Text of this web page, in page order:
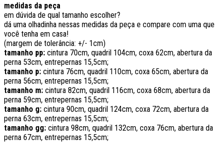
medidas da peça
em dúvida de qual tamanho escolher?
dá uma olhadinha nessas medidas da peça e compare com uma que
você tenha em casa!
(margem de tolerância: +/- 1cm)
tamanho pp: cintura 70cm, quadril 104cm, coxa 62cm, abertura da
perna 53cm, entrepernas 15,5cm;
tamanho p: cintura 76cm, quadril 110cm, coxa 65cm, abertura da
perna 56cm, entrepernas 15,5cm;
tamanho m: cintura 82cm, quadril 116cm, coxa 68cm, abertura da
perna 59cm, entrepernas 15,5cm;
tamanho g: cintura 90cm, quadril 124cm, coxa 72cm, abertura da
perna 63cm, entrepernas 15,5cm;
tamanho gg: cintura 98cm, quadril 132cm, coxa 76cm, abertura da
perna 67cm, entrepernas 15,5cm;